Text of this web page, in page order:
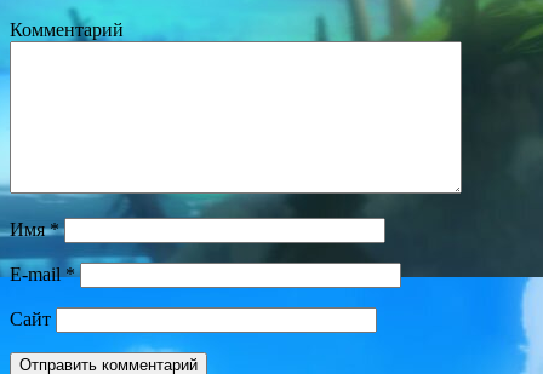
Комментарий
Имя*
E-mail*
Сайт